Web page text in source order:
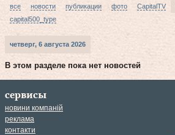
все новости публикации фото CapitalTV
capital500_type
четверг, 6 августа 2026
В этом разделе пока нет новостей
сервисы
новини компаній
реклама
контакти